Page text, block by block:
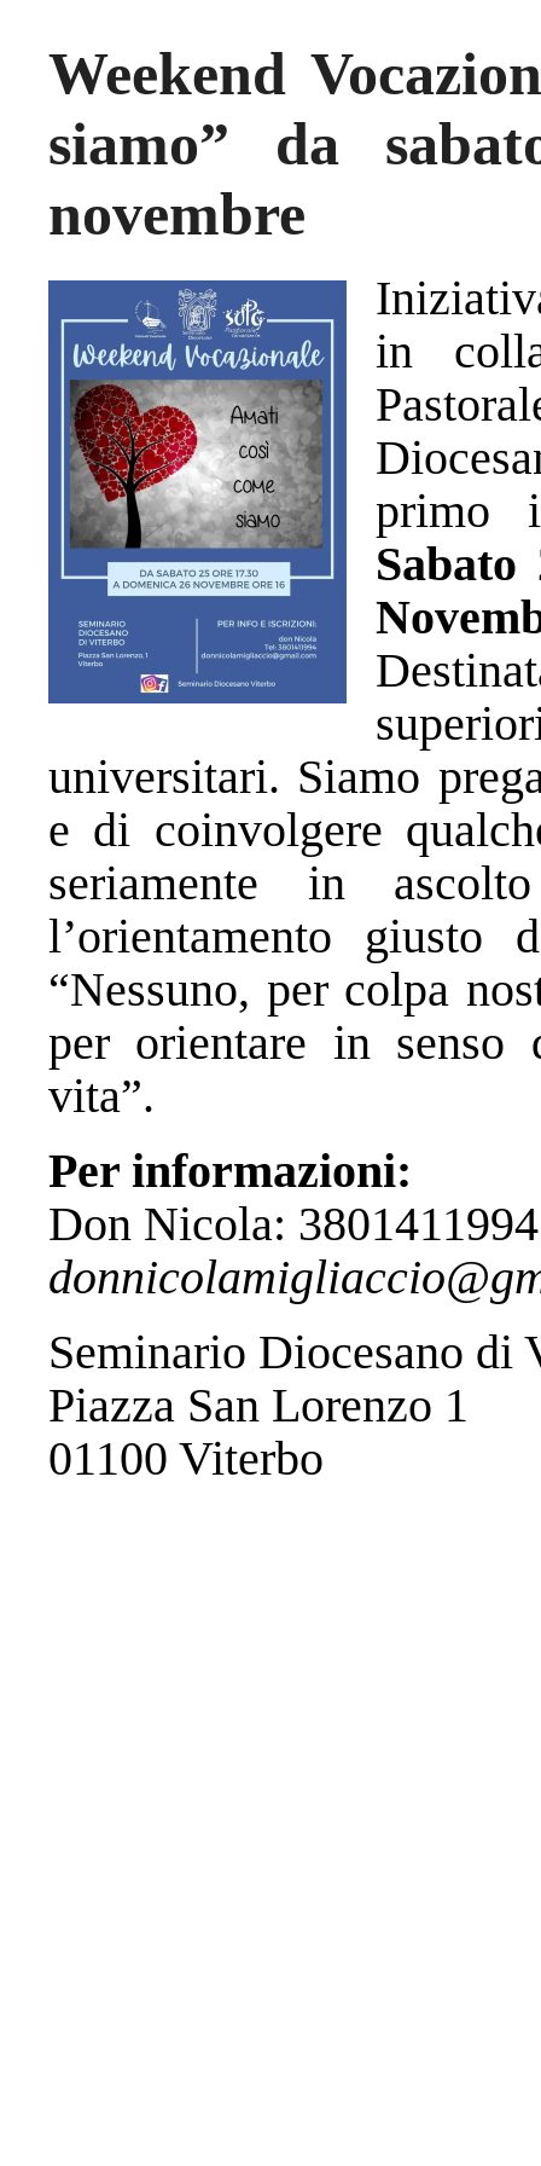
Weekend
siamo” da
novembre
in
primo
universitari. Siamo
e di coinvolgere
seriamente in
l’orientamento
“Nessuno, per colpa
per orientare in
vita”.
Per informazioni:
Don Nicola: 3801411994
Seminario Diocesano di
Piazza San Lorenzo 1
01100 Viterbo